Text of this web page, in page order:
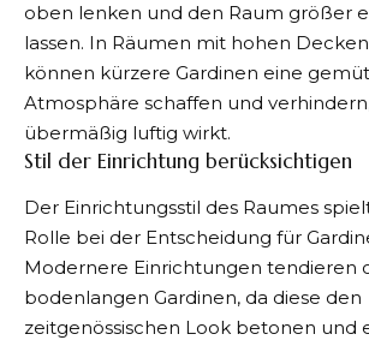
oben lenken und den Raum größer
lassen. In Räumen mit hohen
können kürzere Gardinen eine
Atmosphäre schaffen und
übermäßig luftig wirkt.
Stil der Einrichtung berücksichtigen
Der Einrichtungsstil des Raumes
Rolle bei der Entscheidung für
Modernere Einrichtungen tendieren
bodenlangen Gardinen, da diese den
zeitgenössischen Look betonen und